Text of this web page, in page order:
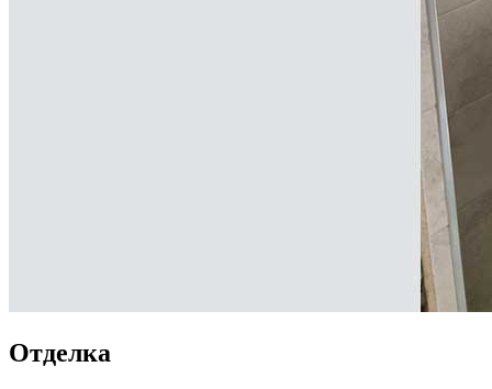
Отделка